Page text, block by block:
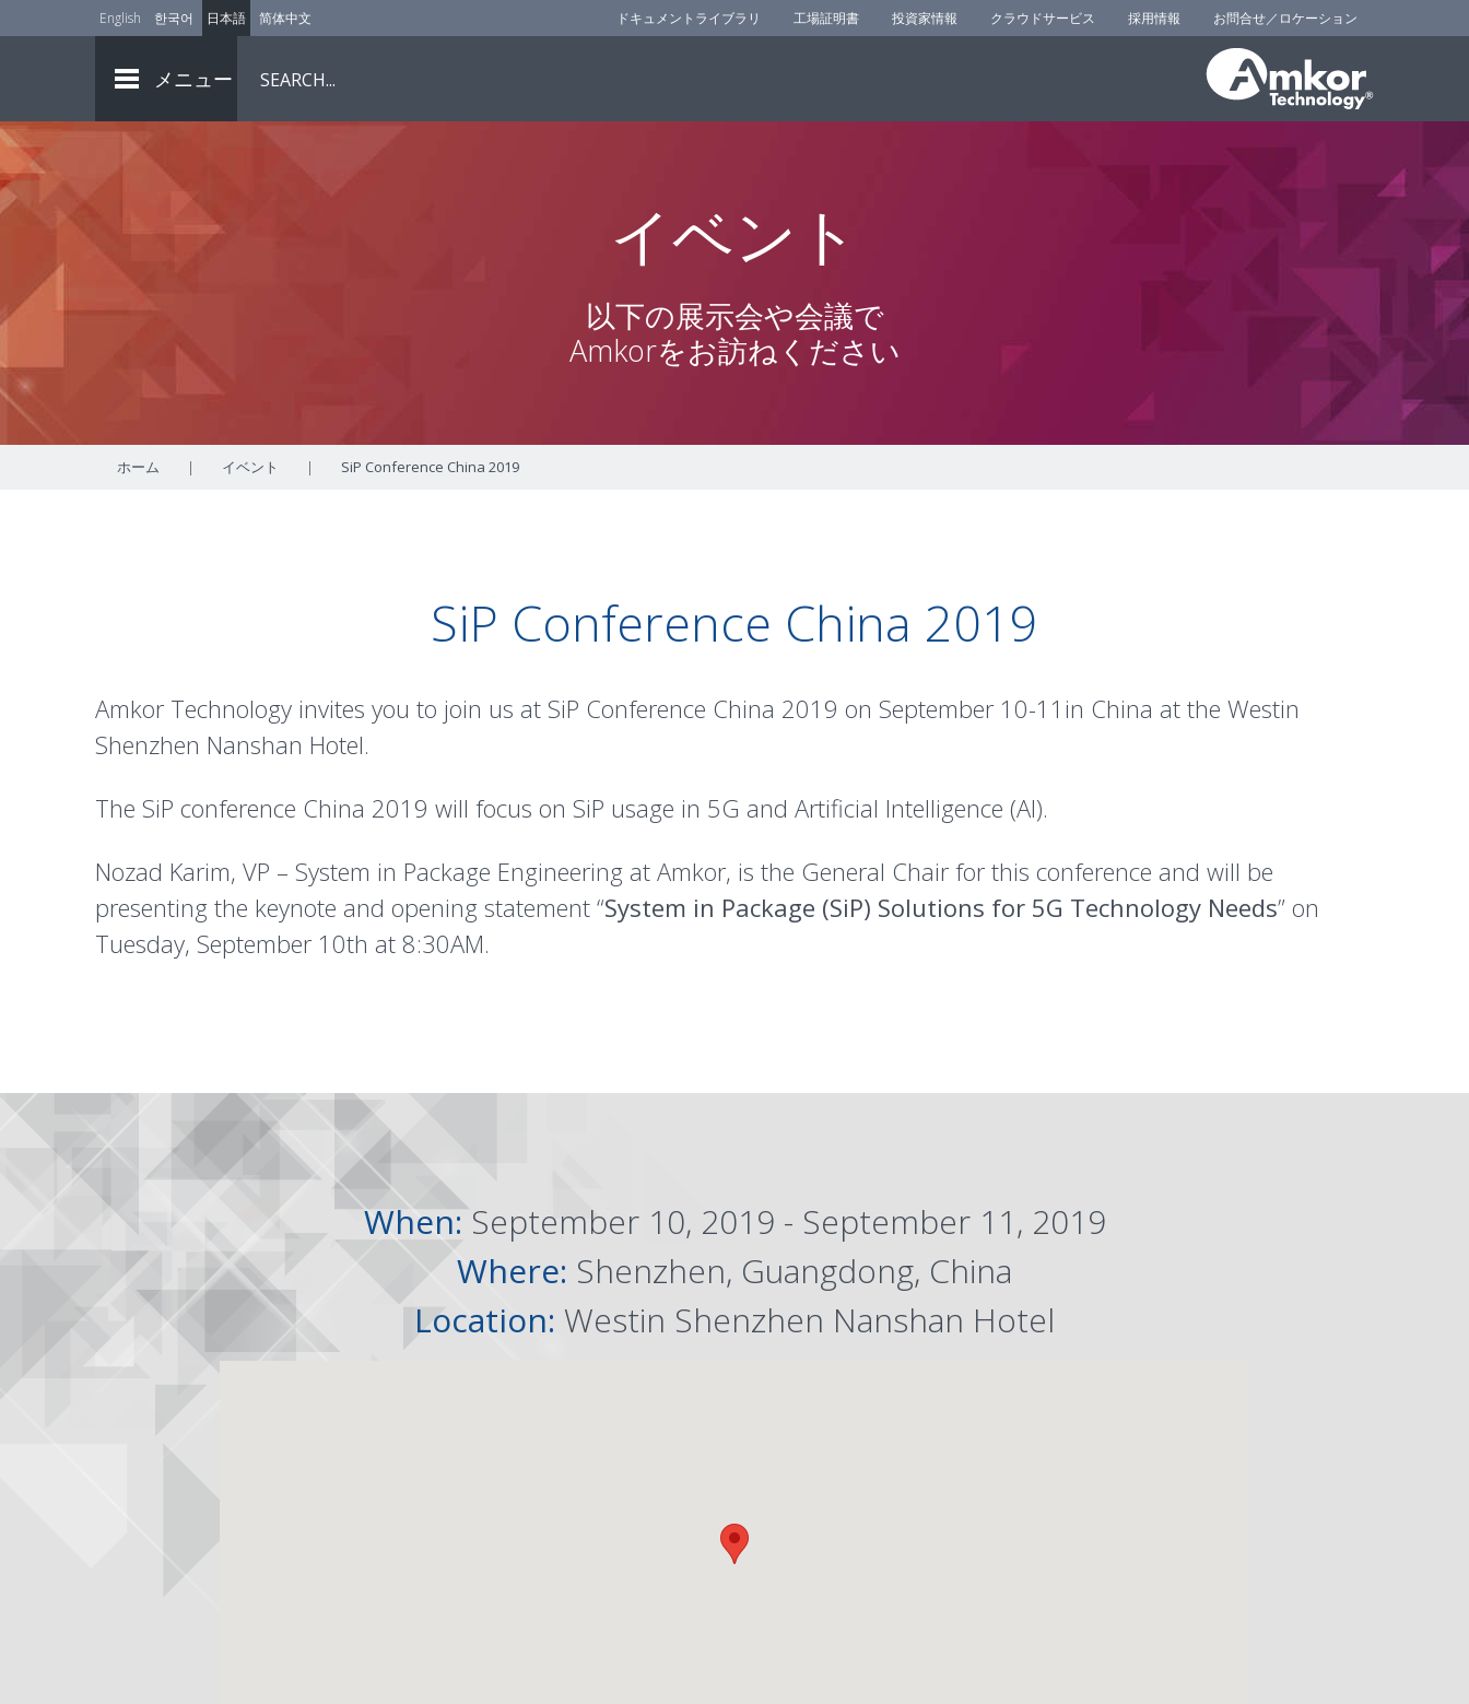
English 한국어 日本語 简体中文 ドキュメントライブラリ 工場証明書 投資家情報 クラウドサービス 採用情報 お問合せ／ロケーション
メニュー
イベント
以下の展示会や会議で
Amkorをお訪ねください
ホーム | イベント | SiP Conference China 2019
SiP Conference China 2019
Amkor Technology invites you to join us at SiP Conference China 2019 on September 10-11in China at the Westin
Shenzhen Nanshan Hotel.
The SiP conference China 2019 will focus on SiP usage in 5G and Artificial Intelligence (AI).
Nozad Karim, VP – System in Package Engineering at Amkor, is the General Chair for this conference and will be
presenting the keynote and opening statement “System in Package (SiP) Solutions for 5G Technology Needs” on
Tuesday, September 10th at 8:30AM.
When:September 10, 2019 - September 11, 2019
Where: Shenzhen, Guangdong, China
Location: Westin Shenzhen Nanshan Hotel